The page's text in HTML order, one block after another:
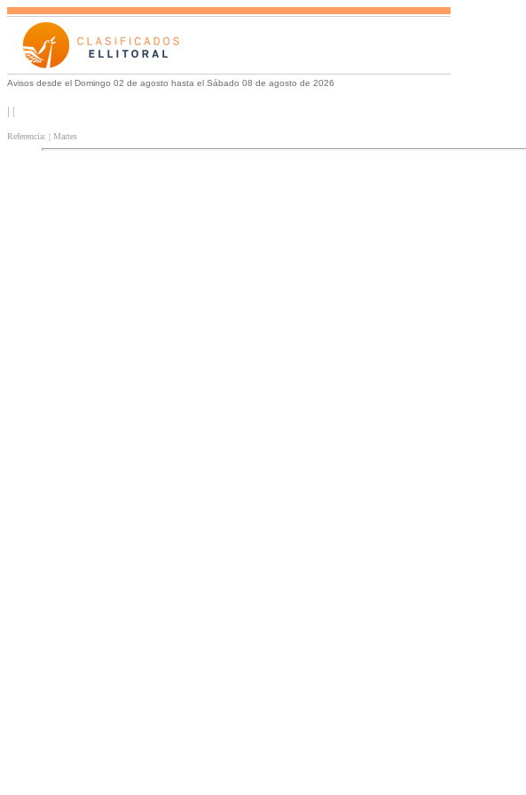
Avisos desde el Domingo 02 de agosto hasta el Sábado 08 de agosto de 2026
| |
Referencia: | Martes